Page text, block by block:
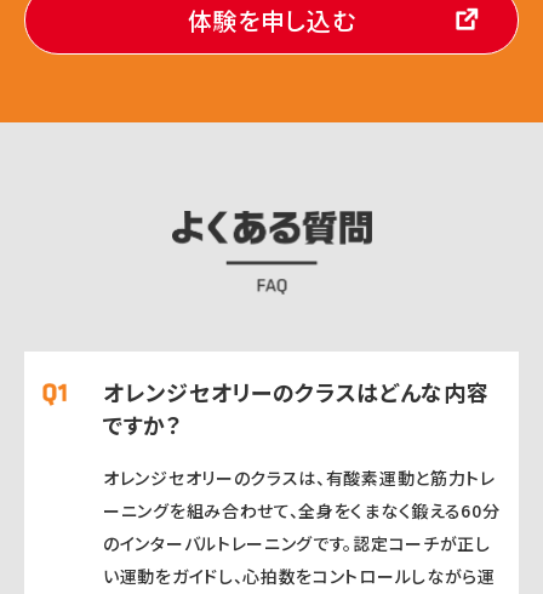
体験を申し込む
オレンジセオリーのクラスはどんな内容
ですか？
オレンジセオリーのクラスは、有酸素運動と筋力トレ
ーニングを組み合わせて、全身をくまなく鍛える60分
のインターバルトレーニングです。認定コーチが正し
い運動をガイドし、心拍数をコントロールしながら運